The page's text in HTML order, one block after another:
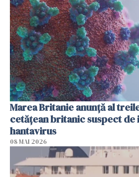
Marea Britanie anunţă al
cetăţean britanic suspect
hantavirus
08 MAI 2026